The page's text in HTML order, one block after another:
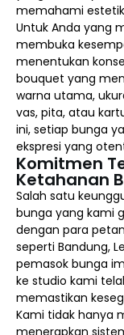
memahami
Untuk Anda yang
membuka
menentukan
bouquet yang
warna utama,
vas, pita, atau
ini, setiap bunga
ekspresi yang
Komitmen
Ketahanan
Salah satu
bunga yang kami
dengan para
seperti Bandung,
pemasok bunga
ke studio kami
memastikan
Kami tidak hanya
menerapkan